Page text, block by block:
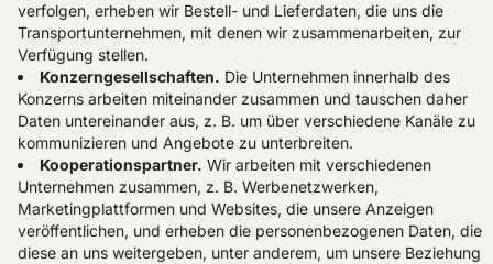
verfolgen, erheben wir Bestell- und Lieferdaten, die uns die
Transportunternehmen, mit denen wir zusammenarbeiten, zur
Verfügung stellen.
Konzerngesellschaften. Die Unternehmen innerhalb des
Konzerns arbeiten miteinander zusammen und tauschen daher
Daten untereinander aus, z. B. um über verschiedene Kanäle zu
kommunizieren und Angebote zu unterbreiten.
Kooperationspartner. Wir arbeiten mit verschiedenen
Unternehmen zusammen, z. B. Werbenetzwerken,
Marketingplattformen und Websites, die unsere Anzeigen
veröffentlichen, und erheben die personenbezogenen Daten, die
diese an uns weitergeben, unter anderem, um unsere Beziehung